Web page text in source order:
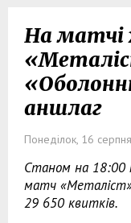
На матчі
аншлаг
Понеділок, 16
Станом на 18:00
матч «Металіст»
29 650 квитків.